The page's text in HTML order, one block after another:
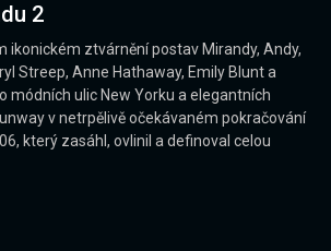
2
ikonickém ztvárnění postav Mirandy, Andy,
Streep, Anne Hathaway, Emily Blunt a
módních ulic New Yorku a elegantních
v netrpělivě očekávaném pokračování
který zasáhl, ovlinil a definoval celou